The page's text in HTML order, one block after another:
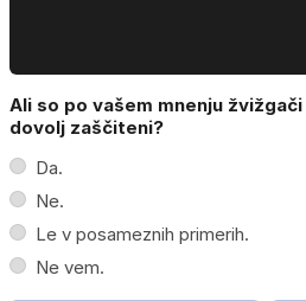
Ali so po vašem mnenju
dovolj zaščiteni?
Da.
Ne.
Le v posameznih primerih.
Ne vem.